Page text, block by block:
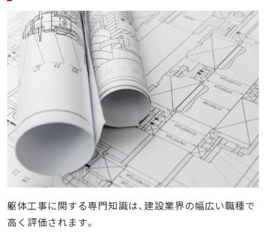
躯体工事に関する専門知識は、建設業界の幅広い職種で
高く評価されます。